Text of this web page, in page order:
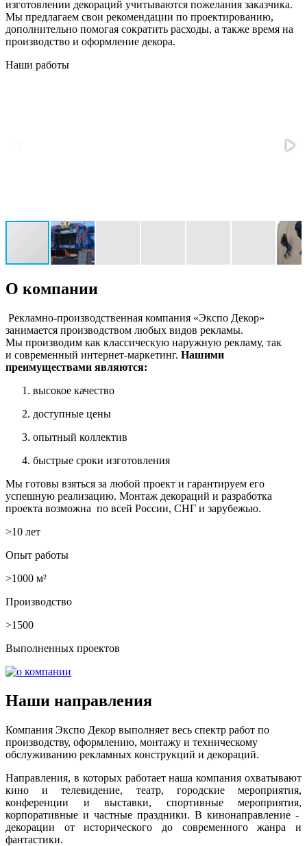
изготовлении декораций учитываются пожелания заказчика.
Мы предлагаем свои рекомендации по проектированию,
дополнительно помогая сократить расходы, а также время на
производство и оформление декора.
Наши работы
О компании
Рекламно-производственная компания «Экспо Декор»
занимается производством любых видов рекламы.
Мы производим как классическую наружную рекламу, так
и современный интернет-маркетинг. Нашими
преимуществами являются:
высокое качество
доступные цены
опытный коллектив
быстрые сроки изготовления
Мы готовы взяться за любой проект и гарантируем его
успешную реализацию. Монтаж декораций и разработка
проекта возможна по всей России, СНГ и зарубежью.
>10 лет
Опыт работы
>1000 м²
Производство
>1500
Выполненных проектов
Наши направления
Компания Экспо Декор выполняет весь спектр работ по
производству, оформлению, монтажу и техническому
обслуживанию рекламных конструкций и декораций.
Направления, в которых работает наша компания охватывают
кино и телевидение, театр, городские мероприятия,
конференции и выставки, спортивные мероприятия,
корпоративные и частные праздники. В кинонаправление -
декорации от исторического до современного жанра и
фантастики.